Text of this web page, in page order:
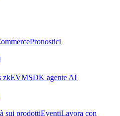
Pronostici
zkEVMSDK agente AI
sui prodottiEventiLavora con